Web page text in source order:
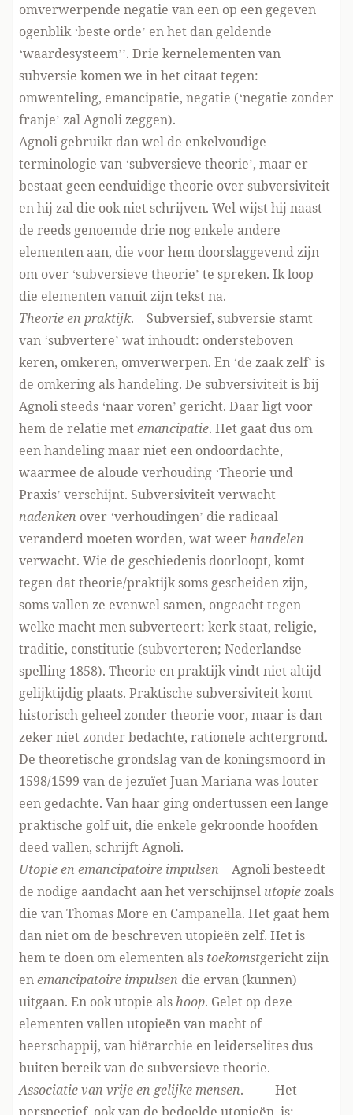
omverwerpende negatie van een op een gegeven
ogenblik ‘beste orde’ en het dan geldende
‘waardesysteem’’. Drie kernelementen van
subversie komen we in het citaat tegen:
omwenteling, emancipatie, negatie (‘negatie zonder
franje’ zal Agnoli zeggen).
Agnoli gebruikt dan wel de enkelvoudige
terminologie van ‘subversieve theorie’, maar er
bestaat geen eenduidige theorie over subversiviteit
en hij zal die ook niet schrijven. Wel wijst hij naast
de reeds genoemde drie nog enkele andere
elementen aan, die voor hem doorslaggevend zijn
om over ‘subversieve theorie’ te spreken. Ik loop
die elementen vanuit zijn tekst na.
Theorie en praktijk. Subversief, subversie stamt
van ‘subvertere’ wat inhoudt: ondersteboven
keren, omkeren, omverwerpen. En ‘de zaak zelf’ is
de omkering als handeling. De subversiviteit is bij
Agnoli steeds ‘naar voren’ gericht. Daar ligt voor
hem de relatie metemancipatie. Het gaat dus om
een handeling maar niet een ondoordachte,
waarmee de aloude verhouding ‘Theorie und
Praxis’ verschijnt. Subversiviteit verwacht
nadenken over ‘verhoudingen’ die radicaal
veranderd moeten worden, wat weerhandelen
verwacht. Wie de geschiedenis doorloopt, komt
tegen dat theorie/praktijk soms gescheiden zijn,
soms vallen ze evenwel samen, ongeacht tegen
welke macht men subverteert: kerk staat, religie,
traditie, constitutie (subverteren; Nederlandse
spelling 1858). Theorie en praktijk vindt niet altijd
gelijktijdig plaats. Praktische subversiviteit komt
historisch geheel zonder theorie voor, maar is dan
zeker niet zonder bedachte, rationele achtergrond.
De theoretische grondslag van de koningsmoord in
1598/1599 van de jezuïet Juan Mariana was louter
een gedachte. Van haar ging ondertussen een lange
praktische golf uit, die enkele gekroonde hoofden
deed vallen, schrijft Agnoli.
Utopie en emancipatoire impulsen Agnoli besteedt
de nodige aandacht aan het verschijnsel utopiezoals
die van Thomas More en Campanella. Het gaat hem
dan niet om de beschreven utopieën zelf. Het is
hem te doen om elementen als toekomstgericht zijn
enemancipatoire impulsen die ervan (kunnen)
uitgaan. En ook utopie alshoop. Gelet op deze
elementen vallen utopieën van macht of
heerschappij, van hiërarchie en leiderselites dus
buiten bereik van de subversieve theorie.
Associatie van vrije en gelijke mensen. Het